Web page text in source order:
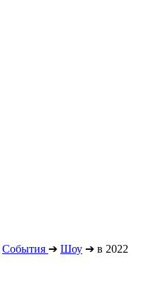
События ➔ Шоу ➔ в 2022